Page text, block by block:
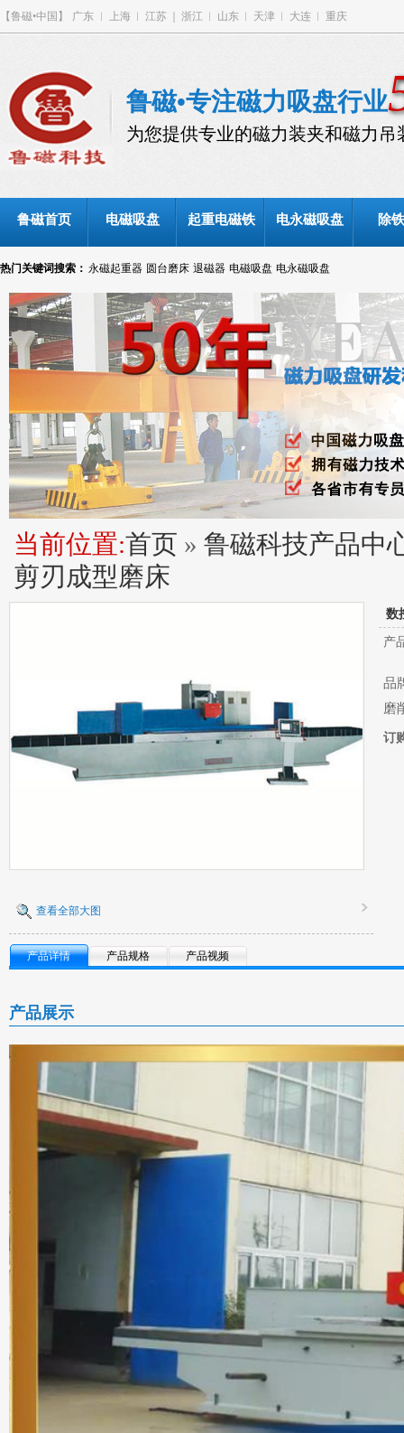
【鲁磁•中国】 广东 上海 江苏 浙江 山东 天津 大连 重庆
鲁磁•专注磁力吸盘行业
为您提供专业的磁力装夹和磁力吊
鲁磁首页 电磁吸盘 起重电磁铁 电永磁吸盘 除
热门关键词搜索： 永磁起重器 圆台磨床 退磁器 电磁吸盘 电永磁吸盘
当前位置:首页 » 鲁磁科技产品中
剪刃成型磨床
查看全部大图
数
产
品
磨
订
产品详情 产品规格 产品视频
产品展示